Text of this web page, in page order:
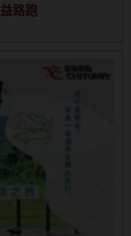
路跑